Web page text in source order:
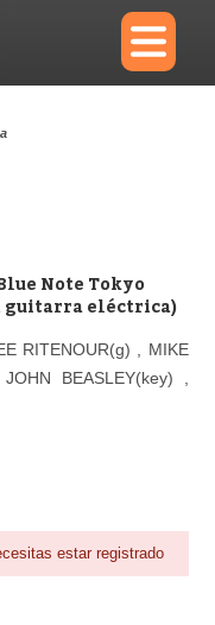
×
Reproductor
Note Tokyo
guitarra eléctrica)
RITENOUR(g) , MIKE
BEASLEY(key) ,
estar registrado